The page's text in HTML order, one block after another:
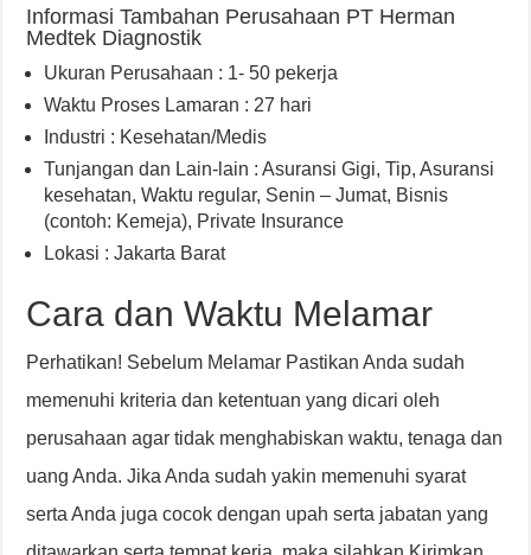
Informasi Tambahan Perusahaan PT Herman
Medtek Diagnostik
Ukuran Perusahaan : 1- 50 pekerja
Waktu Proses Lamaran : 27 hari
Industri : Kesehatan/Medis
Tunjangan dan Lain-lain : Asuransi Gigi,Tip,Asuransi
kesehatan,Waktu regular, Senin – Jumat, Bisnis
(contoh: Kemeja), Private Insurance
Lokasi : Jakarta Barat
Cara dan Waktu Melamar
Perhatikan! Sebelum Melamar Pastikan Anda sudah
memenuhi kriteria dan ketentuan yang dicari oleh
perusahaan agar tidak menghabiskan waktu, tenaga dan
uang Anda. Jika Anda sudah yakin memenuhi syarat
serta Anda juga cocok dengan upah serta jabatan yang